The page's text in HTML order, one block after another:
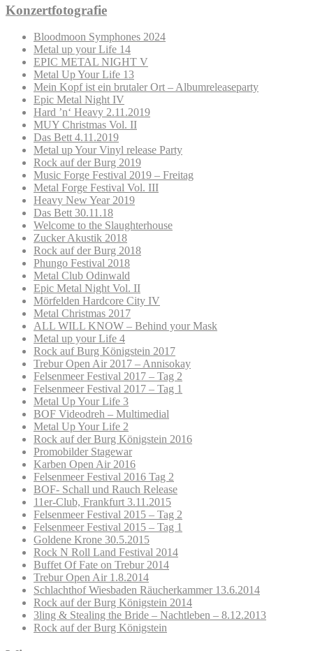
Konzertfotografie
Bloodmoon Symphones 2024
Metal up your Life 14
EPIC METAL NIGHT V
Metal Up Your Life 13
Mein Kopf ist ein brutaler Ort – Albumreleaseparty
Epic Metal Night IV
Hard ’n‘ Heavy 2.11.2019
MUY Christmas Vol. II
Das Bett 4.11.2019
Metal up Your Vinyl release Party
Rock auf der Burg 2019
Music Forge Festival 2019 – Freitag
Metal Forge Festival Vol. III
Heavy New Year 2019
Das Bett 30.11.18
Welcome to the Slaughterhouse
Zucker Akustik 2018
Rock auf der Burg 2018
Phungo Festival 2018
Metal Club Odinwald
Epic Metal Night Vol. II
Mörfelden Hardcore City IV
Metal Christmas 2017
ALL WILL KNOW – Behind your Mask
Metal up your Life 4
Rock auf Burg Königstein 2017
Trebur Open Air 2017 – Annisokay
Felsenmeer Festival 2017 – Tag 2
Felsenmeer Festival 2017 – Tag 1
Metal Up Your Life 3
BOF Videodreh – Multimedial
Metal Up Your Life 2
Rock auf der Burg Königstein 2016
Promobilder Stagewar
Karben Open Air 2016
Felsenmeer Festival 2016 Tag 2
BOF- Schall und Rauch Release
11er-Club, Frankfurt 3.11.2015
Felsenmeer Festival 2015 – Tag 2
Felsenmeer Festival 2015 – Tag 1
Goldene Krone 30.5.2015
Rock N Roll Land Festival 2014
Buffet Of Fate on Trebur 2014
Trebur Open Air 1.8.2014
Schlachthof Wiesbaden Räucherkammer 13.6.2014
Rock auf der Burg Königstein 2014
3ling & Stealing the Bride – Nachtleben – 8.12.2013
Rock auf der Burg Königstein